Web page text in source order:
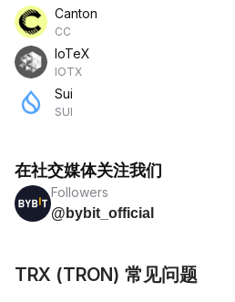
Canton
CC
IoTeX
IOTX
Sui
SUI
在社交媒体关注我们
Followers
@bybit_official
TRX (TRON) 常见问题